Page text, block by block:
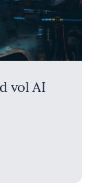
vol AI